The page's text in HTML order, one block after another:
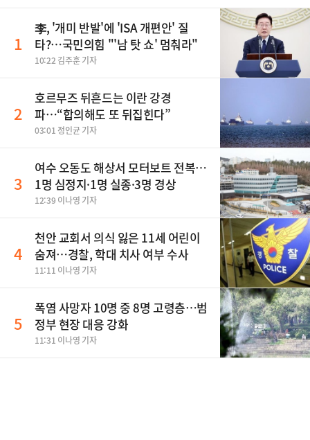
1
李, '개미 반발'에 'ISA 개편안' 질
타?…국민의힘 "'남 탓 쇼' 멈춰라"
10:22 김주훈 기자
2
호르무즈 뒤흔드는 이란 강경
파…“합의해도 또 뒤집힌다”
03:01 정인균 기자
3
여수 오동도 해상서 모터보트 전복…
1명 심정지·1명 실종·3명 경상
12:39 이나영 기자
4
천안 교회서 의식 잃은 11세 어린이
숨져…경찰, 학대 치사 여부 수사
11:11 이나영 기자
5
폭염 사망자 10명 중 8명 고령층…범
정부 현장 대응 강화
11:31 이나영 기자